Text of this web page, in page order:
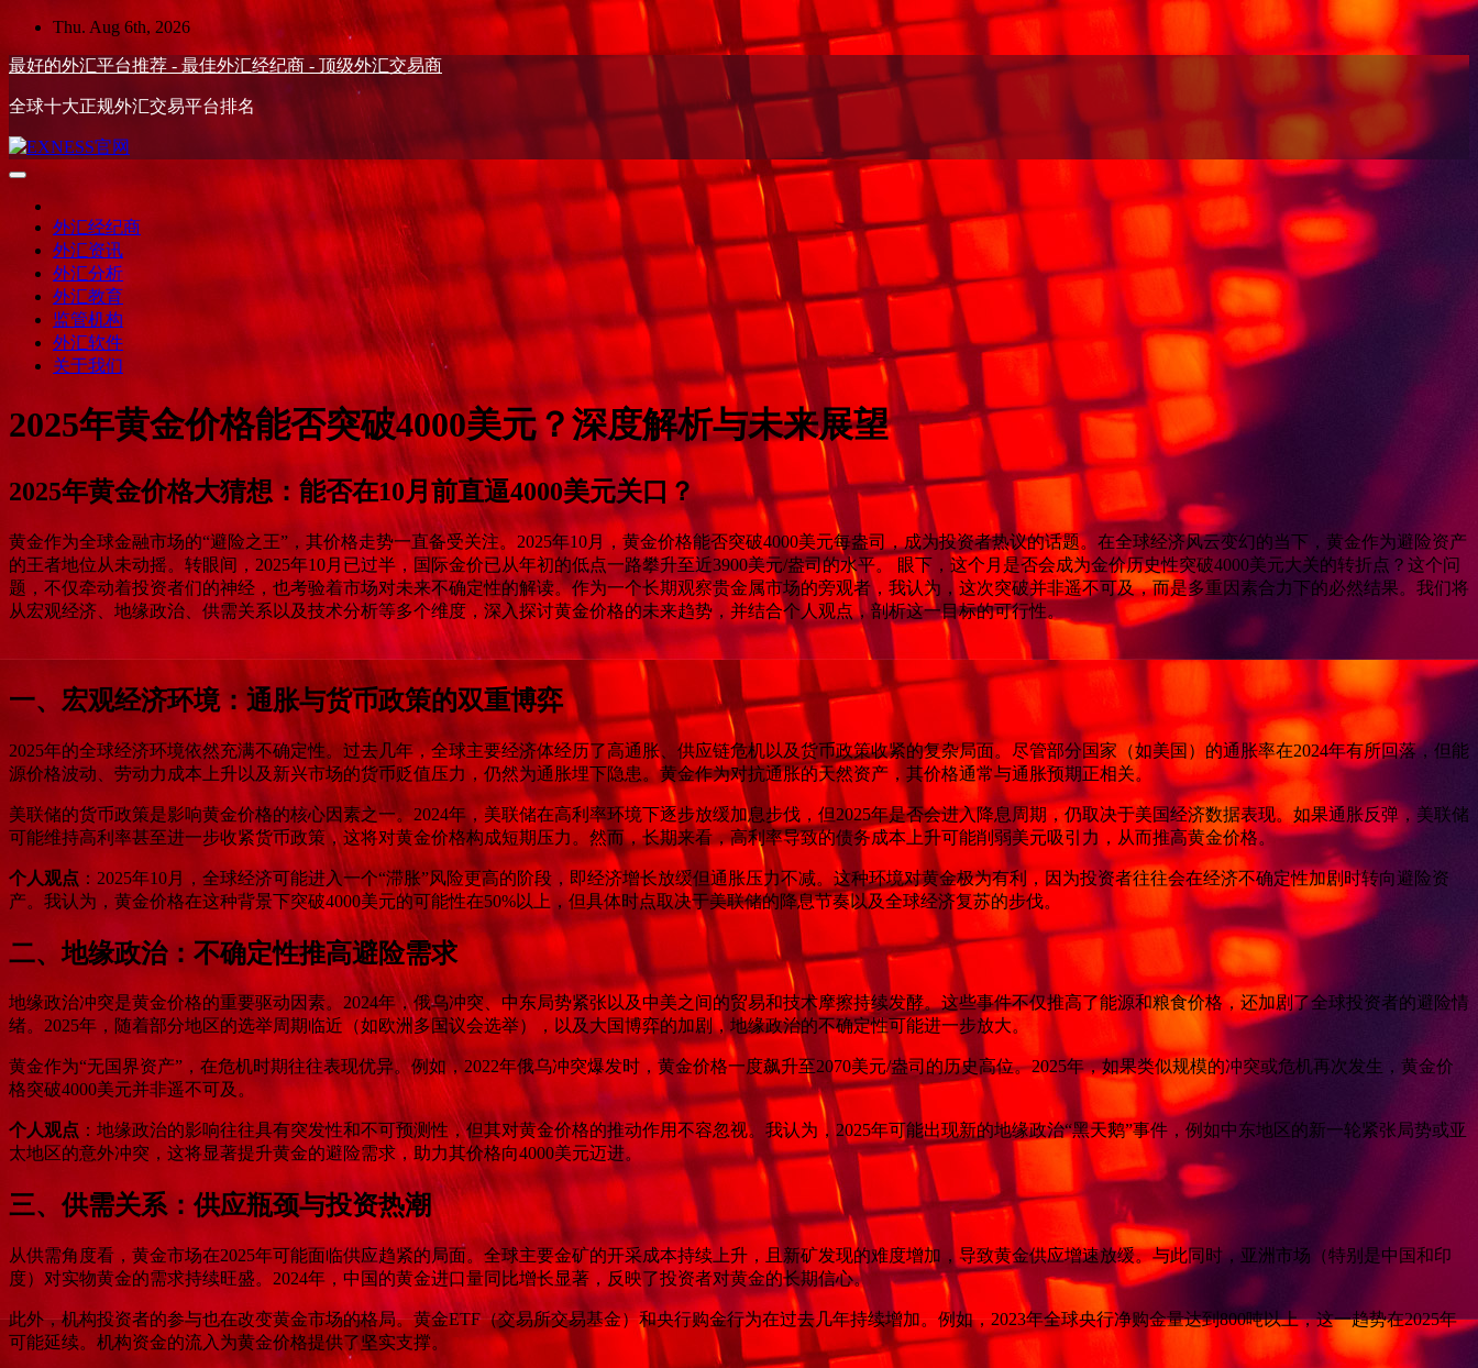
Skip
content
Thu. Aug 6th, 2026
最好的外汇平台推荐 - 最佳外汇经纪商 - 顶级外汇交易商
全球十大正规外汇交易平台排名
外汇经纪商
外汇资讯
外汇分析
外汇教育
监管机构
外汇软件
关于我们
2025年黄金价格能否突破4000美元？深度解析与未来展望
2025年黄金价格大猜想：能否在10月前直逼4000美元关口？
黄金作为全球金融市场的“避险之王”，其价格走势一直备受关注。2025年10月，黄金价格能否突破4000美元每盎司，成为投资者热议的话题。在全球经济风云变幻的当下，黄金作为避险资产
的王者地位从未动摇。转眼间，2025年10月已过半，国际金价已从年初的低点一路攀升至近3900美元/盎司的水平。 眼下，这个月是否会成为金价历史性突破4000美元大关的转折点？这个问
题，不仅牵动着投资者们的神经，也考验着市场对未来不确定性的解读。作为一个长期观察贵金属市场的旁观者，我认为，这次突破并非遥不可及，而是多重因素合力下的必然结果。我们将
从宏观经济、地缘政治、供需关系以及技术分析等多个维度，深入探讨黄金价格的未来趋势，并结合个人观点，剖析这一目标的可行性。
一、宏观经济环境：通胀与货币政策的双重博弈
2025年的全球经济环境依然充满不确定性。过去几年，全球主要经济体经历了高通胀、供应链危机以及货币政策收紧的复杂局面。尽管部分国家（如美国）的通胀率在2024年有所回落，但能
源价格波动、劳动力成本上升以及新兴市场的货币贬值压力，仍然为通胀埋下隐患。黄金作为对抗通胀的天然资产，其价格通常与通胀预期正相关。
美联储的货币政策是影响黄金价格的核心因素之一。2024年，美联储在高利率环境下逐步放缓加息步伐，但2025年是否会进入降息周期，仍取决于美国经济数据表现。如果通胀反弹，美联储
可能维持高利率甚至进一步收紧货币政策，这将对黄金价格构成短期压力。然而，长期来看，高利率导致的债务成本上升可能削弱美元吸引力，从而推高黄金价格。
个人观点 ：2025年10月，全球经济可能进入一个“滞胀”风险更高的阶段，即经济增长放缓但通胀压力不减。这种环境对黄金极为有利，因为投资者往往会在经济不确定性加剧时转向避险资
产。我认为，黄金价格在这种背景下突破4000美元的可能性在50%以上，但具体时点取决于美联储的降息节奏以及全球经济复苏的步伐。
二、地缘政治：不确定性推高避险需求
地缘政治冲突是黄金价格的重要驱动因素。2024年，俄乌冲突、中东局势紧张以及中美之间的贸易和技术摩擦持续发酵。这些事件不仅推高了能源和粮食价格，还加剧了全球投资者的避险情
绪。2025年，随着部分地区的选举周期临近（如欧洲多国议会选举），以及大国博弈的加剧，地缘政治的不确定性可能进一步放大。
黄金作为“无国界资产”，在危机时期往往表现优异。例如，2022年俄乌冲突爆发时，黄金价格一度飙升至2070美元/盎司的历史高位。2025年，如果类似规模的冲突或危机再次发生，黄金价
格突破4000美元并非遥不可及。
个人观点 ：地缘政治的影响往往具有突发性和不可预测性，但其对黄金价格的推动作用不容忽视。我认为，2025年可能出现新的地缘政治“黑天鹅”事件，例如中东地区的新一轮紧张局势或亚
太地区的意外冲突，这将显著提升黄金的避险需求，助力其价格向4000美元迈进。
三、供需关系：供应瓶颈与投资热潮
从供需角度看，黄金市场在2025年可能面临供应趋紧的局面。全球主要金矿的开采成本持续上升，且新矿发现的难度增加，导致黄金供应增速放缓。与此同时，亚洲市场（特别是中国和印
度）对实物黄金的需求持续旺盛。2024年，中国的黄金进口量同比增长显著，反映了投资者对黄金的长期信心。
此外，机构投资者的参与也在改变黄金市场的格局。黄金ETF（交易所交易基金）和央行购金行为在过去几年持续增加。例如，2023年全球央行净购金量达到800吨以上，这一趋势在2025年
可能延续。机构资金的流入为黄金价格提供了坚实支撑。